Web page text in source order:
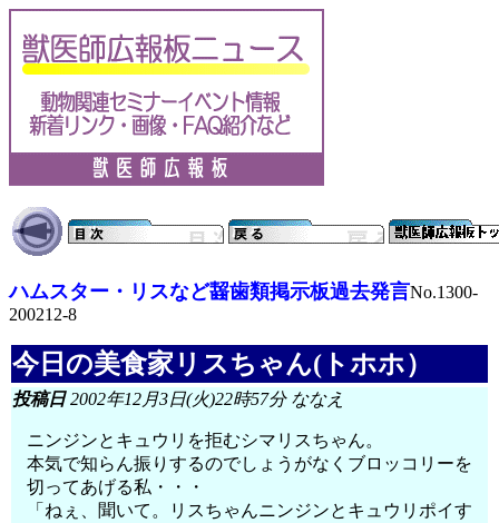
ハムスター・リスなど齧歯類掲示板過去発言No.1300-
200212-8
今日の美食家リスちゃん(トホホ）
投稿日2002年12月3日(火)22時57分 ななえ
ニンジンとキュウリを拒むシマリスちゃん。
本気で知らん振りするのでしょうがなくブロッコリーを
切ってあげる私・・・
「ねぇ、聞いて。リスちゃんニンジンとキュウリポイす